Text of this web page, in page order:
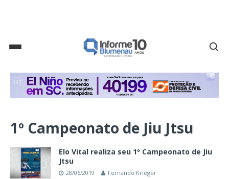
1º Campeonato de Jiu Jtsu
Elo Vital realiza seu 1º Campeonato de Jiu
Jtsu
28/06/2019 Fernando Krieger